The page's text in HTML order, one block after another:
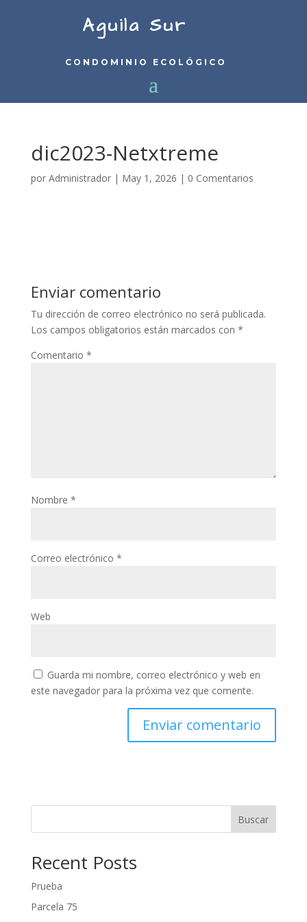
Aguila Sur
CONDOMINIO ECOLÓGICO
dic2023-Netxtreme
por Administrador| May 1, 2026 | 0 Comentarios
Enviar comentario
Tu dirección de correo electrónico no será publicada.
Los campos obligatorios están marcados con *
Comentario *
Nombre *
Correo electrónico *
Web
Guarda mi nombre, correo electrónico y web en
este navegador para la próxima vez que comente.
Buscar
Recent Posts
Prueba
Parcela 75